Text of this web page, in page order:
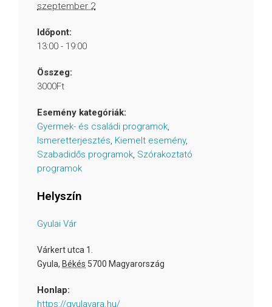
szeptember 2
Időpont:
13:00 - 19:00
Összeg:
3000Ft
Esemény kategóriák:
Gyermek- és családi programok,
Ismeretterjesztés, Kiemelt esemény,
Szabadidős programok, Szórakoztató
programok
Helyszín
Gyulai Vár
Várkert utca 1.
Gyula, Békés 5700 Magyarország
Honlap:
https://gyulavara.hu/